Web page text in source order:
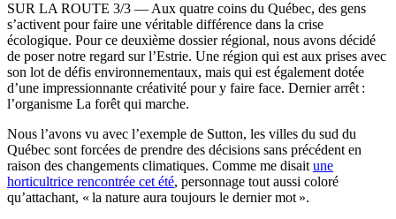
SUR LA ROUTE 3/3 — Aux quatre coins du Québec, des gens
s’activent pour faire une véritable différence dans la crise
écologique. Pour ce deuxième dossier régional, nous avons décidé
de poser notre regard sur l’Estrie. Une région qui est aux prises avec
son lot de défis environnementaux, mais qui est également dotée
d’une impressionnante créativité pour y faire face. Dernier arrêt :
l’organisme La forêt qui marche.
Nous l’avons vu avec l’exemple de Sutton, les villes du sud du
Québec sont forcées de prendre des décisions sans précédent en
raison des changements climatiques. Comme me disaitune
horticultrice rencontrée cet été, personnage tout aussi coloré
qu’attachant, « la nature aura toujours le dernier mot ».